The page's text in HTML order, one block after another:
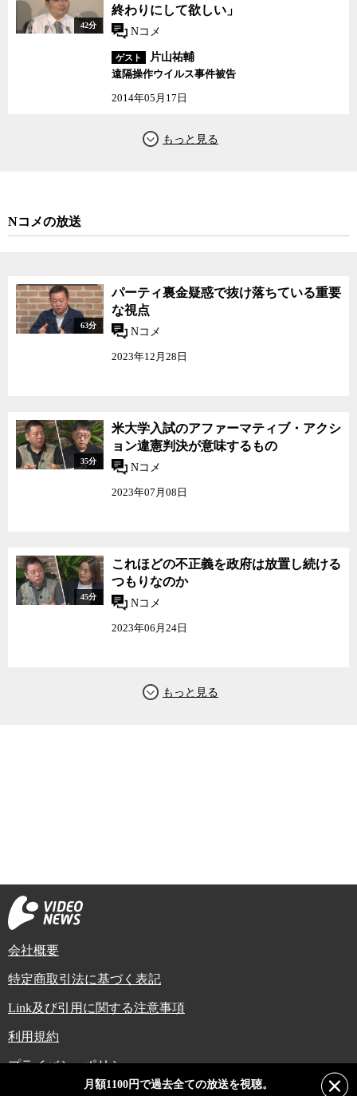
42分
終わりにして欲しい」
Nコメ
ゲスト
片山祐輔
遠隔操作ウイルス事件被告
2014年05月17日
Nコメの放送
63分
パーティ裏金疑惑で抜け落ちている重要
な視点
Nコメ
2023年12月28日
35分
米大学入試のアファーマティブ・アクシ
ョン違憲判決が意味するもの
Nコメ
2023年07月08日
45分
これほどの不正義を政府は放置し続ける
つもりなのか
Nコメ
2023年06月24日
会社概要
特定商取引法に基づく表記
Link及び引用に関する注意事項
利用規約
プライバシーポリシー
Copyright (C) Video News Network. All rights reserved.
月額1100円で過去全ての放送を視聴。